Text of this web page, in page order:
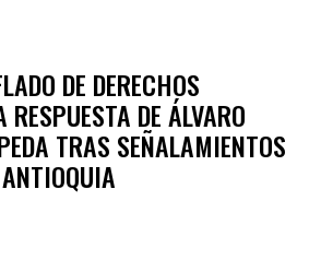
DE DERECHOS
RESPUESTA DE ÁLVARO
TRAS SEÑALAMIENTOS